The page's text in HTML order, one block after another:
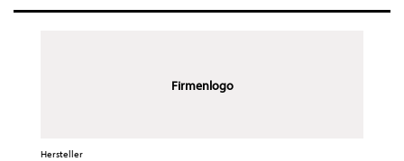
Firmenlogo
Hersteller